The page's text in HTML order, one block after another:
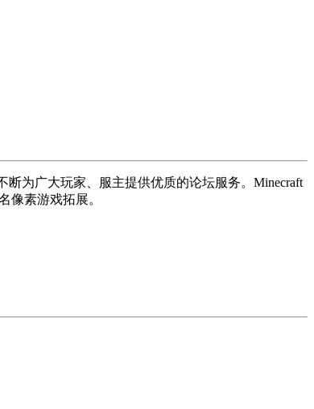
为广大玩家、服主提供优质的论坛服务。Minecraft
像素游戏拓展。